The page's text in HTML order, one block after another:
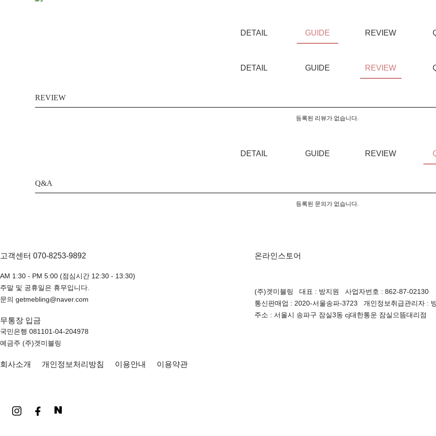
DETAIL GUIDE REVIEW
DETAIL GUIDE REVIEW
REVIEW
등록된 리뷰가 없습니다.
DETAIL GUIDE REVIEW
Q&A
등록된 문의가 없습니다.
고객센터 070-8253-9892
AM 1:30 - PM 5:00 (점심시간 12:30 - 13:30)
주말 및 공휴일은 휴무입니다.
문의 getmebling@naver.com
무통장 입금
국민은행 081101-04-204978
예금주 (주)겟미블링
회사소개 개인정보처리방침 이용안내 이용약관
온라인스토어
(주)겟미블링 대표 : 방지원 사업자번호 : 862-87-02130
통신판매업 : 2020-서울송파-3723 개인정보취급관리자 :
주소 : 서울시 송파구 잠실3동 cj대한통운 잠실으뜸대리점